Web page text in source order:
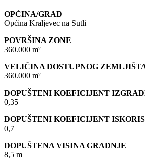
OPĆINA/GRAD
Općina Kraljevec na Sutli
POVRŠINA ZONE
360.000 m²
VELIČINA DOSTUPNOG
360.000 m²
DOPUŠTENI KOEFICIJENT
0,35
DOPUŠTENI KOEFICIJENT
0,7
DOPUŠTENA VISINA GRADNJE
8,5 m